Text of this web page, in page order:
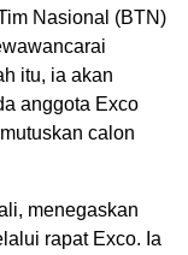
Nasional (BTN)
itu, ia akan
anggota Exco
calon
menegaskan
rapat Exco. Ia